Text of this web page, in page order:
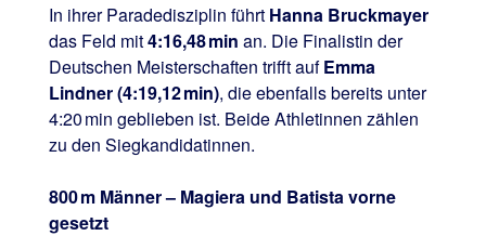
In ihrer Paradedisziplin führt Hanna Bruckmayer
das Feld mit4:16,48 min an. Die Finalistin der
Deutschen Meisterschaften trifft aufEmma
Lindner (4:19,12 min), die ebenfalls bereits unter
4:20 min geblieben ist. Beide Athletinnen zählen
zu den Siegkandidatinnen.
800 m Männer – Magiera und Batista vorne
gesetzt